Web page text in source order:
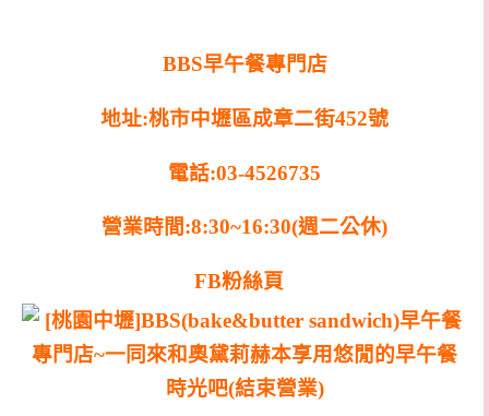
BBS早午餐專門店
地址:桃市中壢區成章二街452號
電話:03-4526735
營業時間:8:30~16:30(週二公休)
FB粉絲頁